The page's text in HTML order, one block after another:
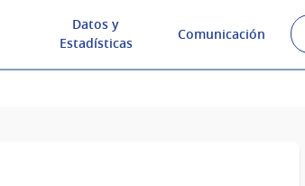
Datos y
Estadísticas
Comunicación